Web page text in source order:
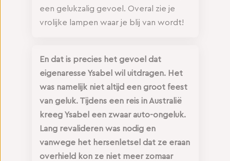
een gelukzalig gevoel. Overal zie je
vrolijke lampen waar je blij van wordt!
En dat is precies het gevoel dat
eigenaresse Ysabel wil uitdragen. Het
was namelijk niet altijd een groot feest
van geluk. Tijdens een reis in Australië
kreeg Ysabel een zwaar auto-ongeluk.
Lang revalideren was nodig en
vanwege het hersenletsel dat ze eraan
overhield kon ze niet meer zomaar